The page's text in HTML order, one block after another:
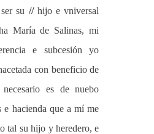
su // hijo e vniversal
María de Salinas, mi
e subcesión yo
con beneficio de
es de nuebo
e hacienda que a mí me
tal su hijo y heredero, e